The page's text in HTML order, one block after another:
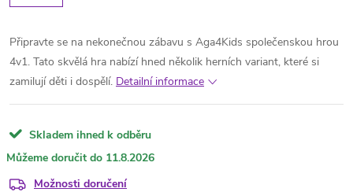
Připravte se na nekonečnou zábavu s Aga4Kids společenskou hrou
4v1. Tato skvělá hra nabízí hned několik herních variant, které si
zamilují děti i dospělí. Detailní informace
Skladem ihned k odběru
11.8.2026
Možnosti doručení